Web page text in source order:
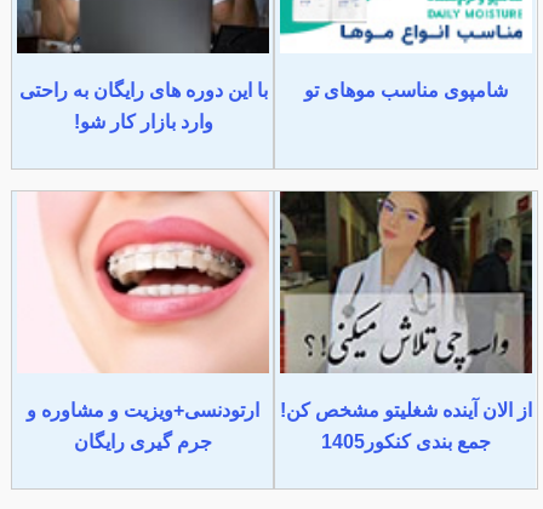
شامپوی مناسب موهای تو
با این دوره های رایگان به راحتی
وارد بازار کار شو!
از الان آینده شغلیتو مشخص کن!
جمع بندی کنکور1405
ارتودنسی+ویزیت و مشاوره و
جرم گیری رایگان